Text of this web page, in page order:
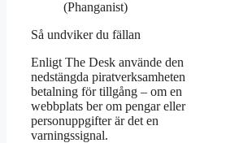
(Phanganist)
Så undviker du fällan
Enligt The Desk använde den
nedstängda piratverksamheten
betalning för tillgång – om en
webbplats ber om pengar eller
personuppgifter är det en
varningssignal.